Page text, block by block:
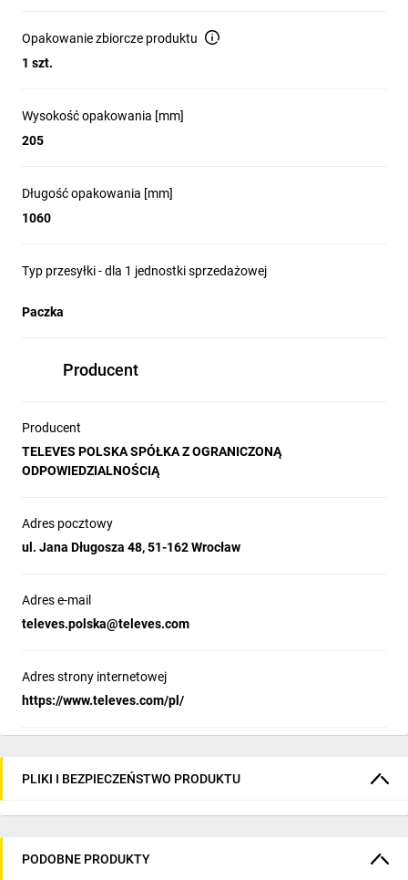
Opakowanie zbiorcze produktu
1 szt.
Wysokość opakowania [mm]
205
Długość opakowania [mm]
1060
Typ przesyłki - dla 1 jednostki sprzedażowej
Paczka
Producent
Producent
TELEVES POLSKA SPÓŁKA Z OGRANICZONĄ
ODPOWIEDZIALNOŚCIĄ
Adres pocztowy
ul. Jana Długosza 48, 51-162 Wrocław
Adres e-mail
televes.polska@televes.com
Adres strony internetowej
https://www.televes.com/pl/
PLIKI I BEZPIECZEŃSTWO PRODUKTU
PODOBNE PRODUKTY